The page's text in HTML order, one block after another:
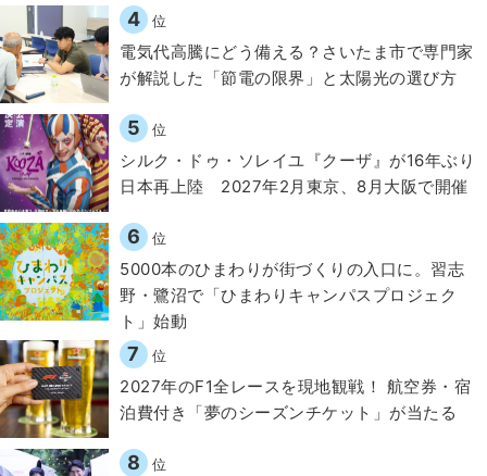
4 位
電気代高騰にどう備える？さいたま市で専門家
が解説した「節電の限界」と太陽光の選び方
5 位
シルク・ドゥ・ソレイユ『クーザ』が16年ぶり
日本再上陸 2027年2月東京、8月大阪で開催
6 位
5000本のひまわりが街づくりの入口に。習志
野・鷺沼で「ひまわりキャンパスプロジェク
ト」始動
7 位
2027年のF1全レースを現地観戦！ 航空券・宿
泊費付き「夢のシーズンチケット」が当たる
8 位